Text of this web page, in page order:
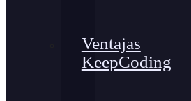
Ventajas
KeepCoding